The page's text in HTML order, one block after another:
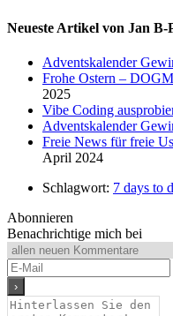
Neueste Artikel von Jan B-
Adventskalender
Frohe Ostern –
2025
Vibe Coding
Adventskalender
Freie News für freie
April 2024
Schlagwort: 7 days to
Abonnieren
Benachrichtige mich bei